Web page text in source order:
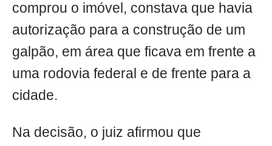
comprou o imóvel, constava que havia
autorização para a construção de um
galpão, em área que ficava em frente a
uma rodovia federal e de frente para a
cidade.
Na decisão, o juiz afirmou que